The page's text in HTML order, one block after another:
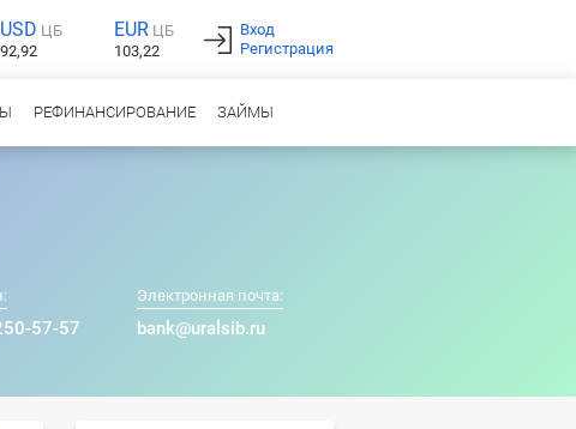
USD ЦБ
92,92
EUR ЦБ
103,22
Вход
Регистрация
РЕФИНАНСИРОВАНИЕ ЗАЙМЫ
57-57
Электронная почта:
bank@uralsib.ru